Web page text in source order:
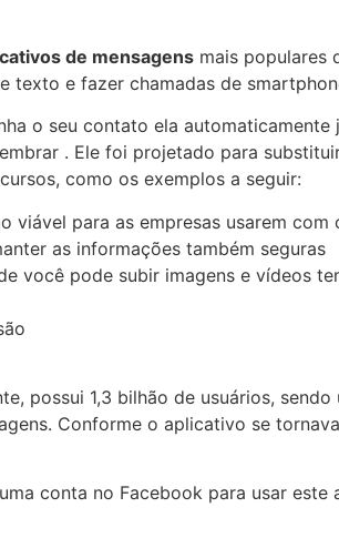
de mensagens mais populares
e fazer chamadas de
o seu contato ela
. Ele foi projetado para
como os exemplos a seguir:
para as empresas usarem com
as informações também seguras
você pode subir imagens e vídeos
possui 1,3 bilhão de usuários,
Conforme o aplicativo se
conta no Facebook para usar